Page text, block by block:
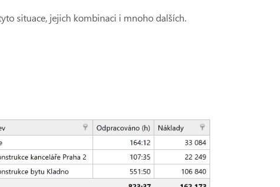
situace, jejich kombinaci i mnoho dalších.